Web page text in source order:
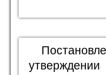
утверждении